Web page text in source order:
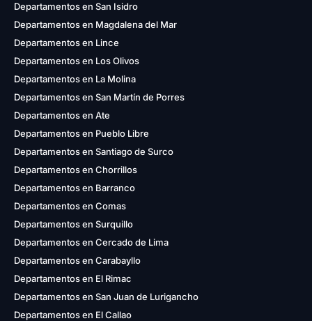
Departamentos en San Isidro
Departamentos en Magdalena del Mar
Departamentos en Lince
Departamentos en Los Olivos
Departamentos en La Molina
Departamentos en San Martín de Porres
Departamentos en Ate
Departamentos en Pueblo Libre
Departamentos en Santiago de Surco
Departamentos en Chorrillos
Departamentos en Barranco
Departamentos en Comas
Departamentos en Surquillo
Departamentos en Cercado de Lima
Departamentos en Carabayllo
Departamentos en El Rimac
Departamentos en San Juan de Lurigancho
Departamentos en El Callao